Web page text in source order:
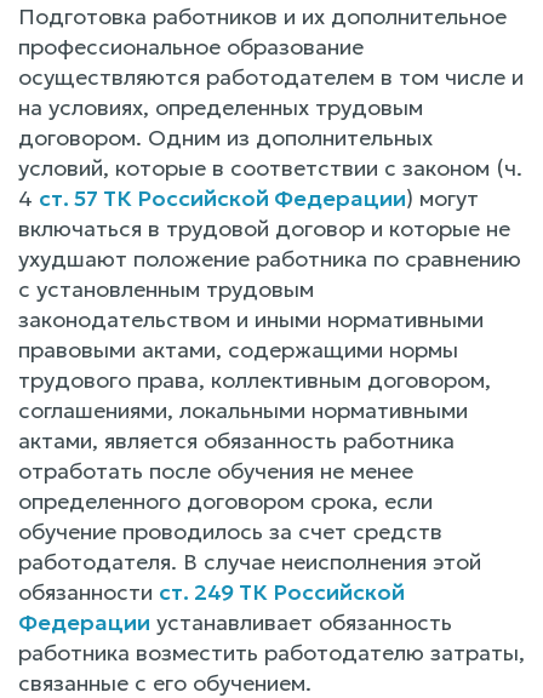
Подготовка работников и их дополнительное
профессиональное образование
осуществляются работодателем в том числе и
на условиях, определенных трудовым
договором. Одним из дополнительных
условий, которые в соответствии с законом (ч.
4 ст. 57 ТК Российской Федерации) могут
включаться в трудовой договор и которые не
ухудшают положение работника по сравнению
с установленным трудовым
законодательством и иными нормативными
правовыми актами, содержащими нормы
трудового права, коллективным договором,
соглашениями, локальными нормативными
актами, является обязанность работника
отработать после обучения не менее
определенного договором срока, если
обучение проводилось за счет средств
работодателя. В случае неисполнения этой
обязанности ст. 249 ТК Российской
Федерации устанавливает обязанность
работника возместить работодателю затраты,
связанные с его обучением.